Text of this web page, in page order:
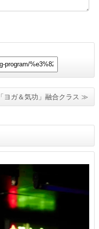
「ヨガ＆気功」融合クラス ≫